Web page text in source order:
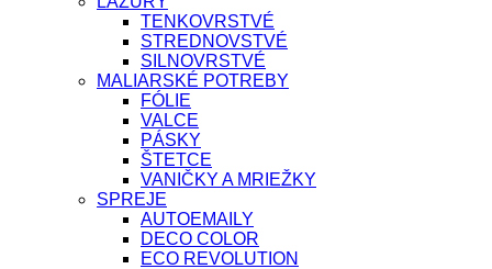
TENKOVRSTVÉ
STREDNOVSTVÉ
SILNOVRSTVÉ
MALIARSKÉ POTREBY
FÓLIE
VALCE
PÁSKY
ŠTETCE
VANIČKY A MRIEŽKY
SPREJE
AUTOEMAILY
DECO COLOR
ECO REVOLUTION